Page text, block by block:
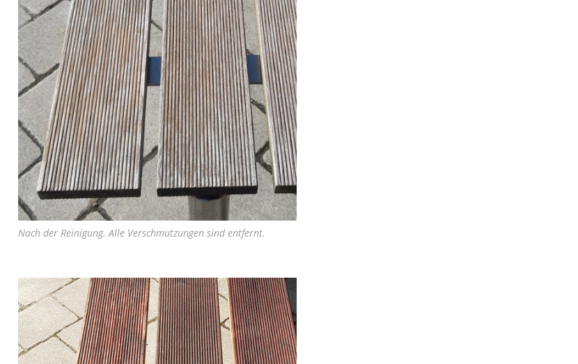
Nach der Reinigung. Alle Verschmutzungen sind entfernt.